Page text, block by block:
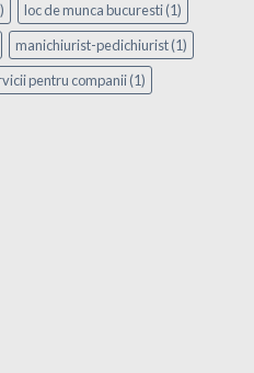
loc de munca bucuresti(1)
manichiurist-pedichiurist(1)
pentru companii(1)